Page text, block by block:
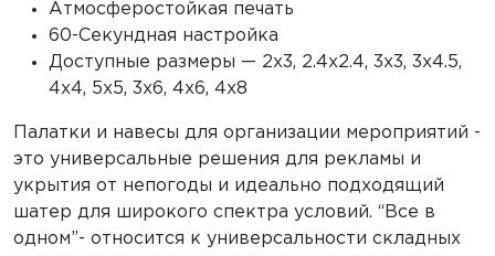
Атмосферостойкая печать
60-Секундная настройка
Доступные размеры — 2х3, 2.4х2.4, 3х3, 3х4.5,
4х4, 5x5, 3х6, 4х6, 4х8
Палатки и навесы для организации мероприятий -
это универсальные решения для рекламы и
укрытия от непогоды и идеально подходящий
шатер для широкого спектра условий. “Все в
одном”- относится к универсальности складных